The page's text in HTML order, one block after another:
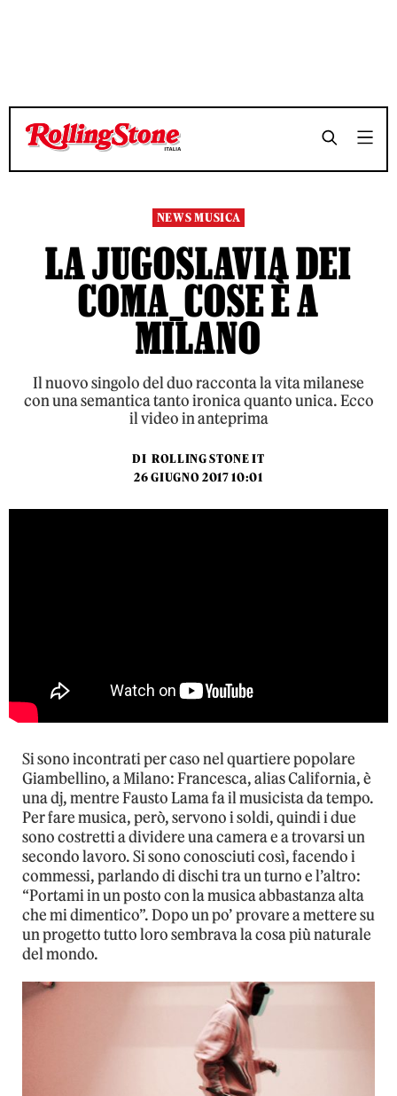
TEMPO DI LETTURA 3 MINUTI SHARE
TEMPO DI LETTURA 3 MINUTI SHARE
NEWS MUSICA
LA JUGOSLAVIA DEI
COMA_COSE È A
MILANO
Il nuovo singolo del duo racconta la vita milanese
con una semantica tanto ironica quanto unica. Ecco
il video in anteprima
DI ROLLING STONE IT
26 GIUGNO 2017 10:01
Si sono incontrati per caso nel quartiere popolare
Giambellino, a Milano: Francesca, alias California, è
una dj, mentre Fausto Lama fa il musicista da tempo.
Per fare musica, però, servono i soldi, quindi i due
sono costretti a dividere una camera e a trovarsi un
secondo lavoro. Si sono conosciuti così, facendo i
commessi, parlando di dischi tra un turno e l’altro:
“Portami in un posto con la musica abbastanza alta
che mi dimentico”. Dopo un po’ provare a mettere su
un progetto tutto loro sembrava la cosa più naturale
del mondo.